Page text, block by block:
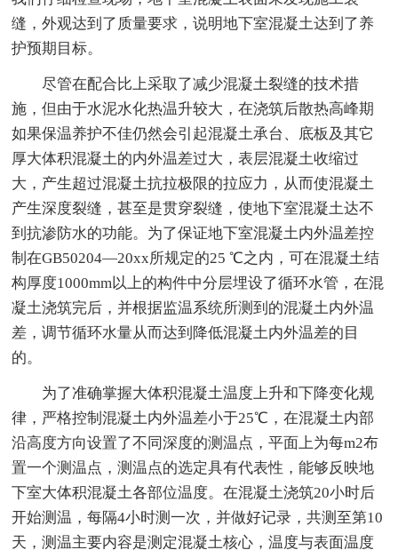
缝，外观达到了质量要求，说明地下室混凝土达到了养
护预期目标。
尽管在配合比上采取了减少混凝土裂缝的技术措
施，但由于水泥水化热温升较大，在浇筑后散热高峰期
如果保温养护不佳仍然会引起混凝土承台、底板及其它
厚大体积混凝土的内外温差过大，表层混凝土收缩过
大，产生超过混凝土抗拉极限的拉应力，从而使混凝土
产生深度裂缝，甚至是贯穿裂缝，使地下室混凝土达不
到抗渗防水的功能。为了保证地下室混凝土内外温差控
制在GB50204—20xx所规定的25 ℃之内，可在混凝土结
构厚度1000mm以上的构件中分层埋设了循环水管，在混
凝土浇筑完后，并根据监温系统所测到的混凝土内外温
差，调节循环水量从而达到降低混凝土内外温差的目
的。
为了准确掌握大体积混凝土温度上升和下降变化规
律，严格控制混凝土内外温差小于25℃，在混凝土内部
沿高度方向设置了不同深度的测温点，平面上为每m2布
置一个测温点，测温点的选定具有代表性，能够反映地
下室大体积混凝土各部位温度。在混凝土浇筑20小时后
开始测温，每隔4小时测一次，并做好记录，共测至第10
天，测温主要内容是测定混凝土核心，温度与表面温度